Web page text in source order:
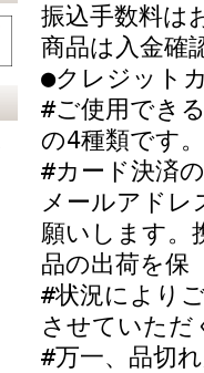
振込手数料は
商品は入金確
●クレジット
#ご使用でき
の4種類です。
#カード決済
メールアド
願いします。
品の出荷を保
#状況により
させていただ
#万一、品切